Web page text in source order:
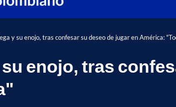
y su enojo, tras confesar su deseo de jugar en América:
enojo, tras